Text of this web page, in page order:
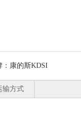
康的斯KDSI
输方式